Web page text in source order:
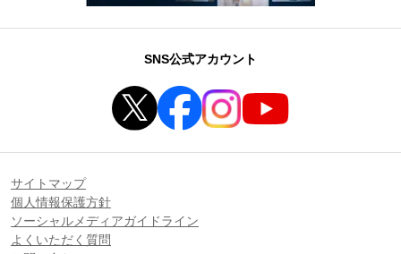
SNS公式アカウント
サイトマップ
個人情報保護方針
ソーシャルメディアガイドライン
よくいただく質問